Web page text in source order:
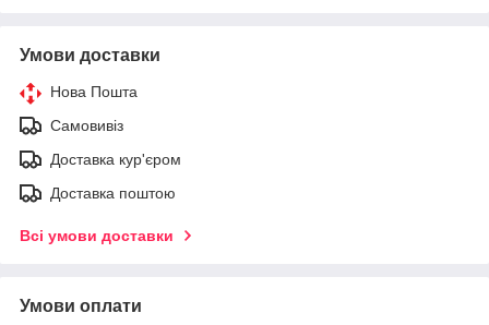
Умови доставки
Нова Пошта
Самовивіз
Доставка кур'єром
Доставка поштою
Всі умови доставки
Умови оплати